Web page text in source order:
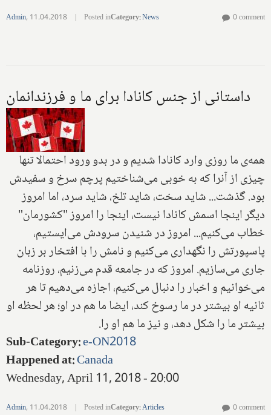
Admin, 11.04.2018 | Posted inCategory:News 0 comment
داستانی از جنس کانادا برای ما و فرزندانمان
همه‌ی ما روزی وارد کانادا شدیم و در بدو ورود احتمالا تنها
چیزی از آنرا که به خوبی می‌شناختیم پرچم سرخ و سفیدش
بود. گذشت... شاید سخت، شاید تلخ، شاید سرد، اما امروز
دیگر اینجا اسمش کانادا نیست، اینجا را امروز "کشورمان"
خطاب می‌کنیم... امروز در شنیدن سرودش می‌ایستیم،
پاسپورتش را نگهداری می‌کنیم و نامش را با افتخار بر زبان
جاری می‌سازیم. امروز که در جامعه قدم می‌زنیم، روزنامه
می‌خوانیم و اخبار را دنبال می‌کنیم، اجازه می‌دهیم تا هر
ثانیه او بیشتر در ما رسوخ ‌کند، ایضا ما هم در او؛ هر لحظه او
بیشتر ما را شکل دهد، و نیز ما هم او را.
Sub-Category:e-ON2018
Happened at:Canada
Wednesday, April 11, 2018 - 20:00
Admin, 11.04.2018 | Posted inCategory:Articles 0 comment